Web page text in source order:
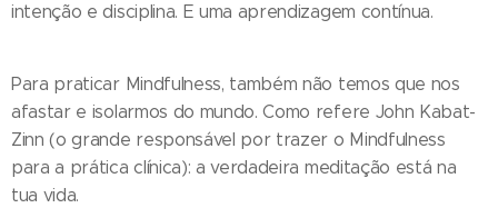
intenção e disciplina. E uma aprendizagem contínua.
Para praticar Mindfulness, também não temos que nos
afastar e isolarmos do mundo. Como refere John Kabat-
Zinn (o grande responsável por trazer o Mindfulness
para a prática clínica): a verdadeira meditação está na
tua vida.